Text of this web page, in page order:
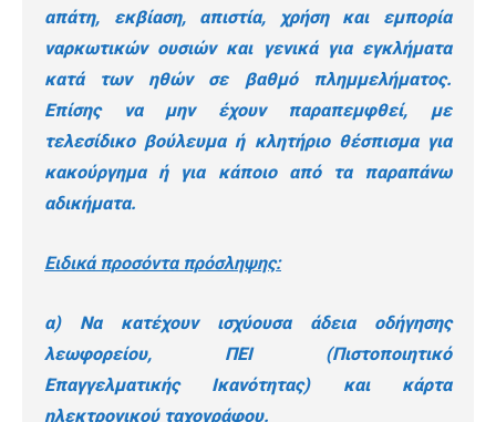
απάτη, εκβίαση, απιστία, χρήση και εμπορία
ναρκωτικών ουσιών και γενικά για εγκλήματα
κατά των ηθών σε βαθμό πλημμελήματος.
Επίσης να μην έχουν παραπεμφθεί, με
τελεσίδικο βούλευμα ή κλητήριο θέσπισμα για
κακούργημα ή για κάποιο από τα παραπάνω
αδικήματα.
Ειδικά προσόντα πρόσληψης:
α) Να κατέχουν ισχύουσα άδεια οδήγησης
λεωφορείου, ΠΕΙ (Πιστοποιητικό
Επαγγελματικής Ικανότητας) και κάρτα
ηλεκτρονικού ταχογράφου.